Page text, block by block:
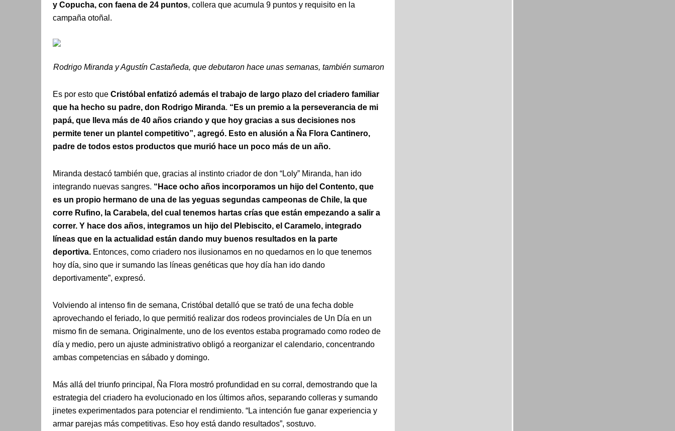
y Copucha, con faena de 24 puntos, collera que acumula 9 puntos y requisito en la
campaña otoñal.
Rodrigo Miranda y Agustín Castañeda, que debutaron hace unas semanas, también sumaron
Es por esto que Cristóbal enfatizó además el trabajo de largo plazo del criadero familiar
que ha hecho su padre, don Rodrigo Miranda. “Es un premio a la perseverancia de mi
papá, que lleva más de 40 años criando y que hoy gracias a sus decisiones nos
permite tener un plantel competitivo”, agregó. Esto en alusión a Ña Flora Cantinero,
padre de todos estos productos que murió hace un poco más de un año.
Miranda destacó también que, gracias al instinto criador de don “Loly” Miranda, han ido
integrando nuevas sangres. “Hace ocho años incorporamos un hijo del Contento, que
es un propio hermano de una de las yeguas segundas campeonas de Chile, la que
corre Rufino, la Carabela, del cual tenemos hartas crías que están empezando a salir a
correr. Y hace dos años, integramos un hijo del Plebiscito, el Caramelo, integrado
líneas que en la actualidad están dando muy buenos resultados en la parte
deportiva. Entonces, como criadero nos ilusionamos en no quedarnos en lo que tenemos
hoy día, sino que ir sumando las líneas genéticas que hoy día han ido dando
deportivamente”, expresó.
Volviendo al intenso fin de semana, Cristóbal detalló que se trató de una fecha doble
aprovechando el feriado, lo que permitió realizar dos rodeos provinciales de Un Día en un
mismo fin de semana. Originalmente, uno de los eventos estaba programado como rodeo de
día y medio, pero un ajuste administrativo obligó a reorganizar el calendario, concentrando
ambas competencias en sábado y domingo.
Más allá del triunfo principal, Ña Flora mostró profundidad en su corral, demostrando que la
estrategia del criadero ha evolucionado en los últimos años, separando colleras y sumando
jinetes experimentados para potenciar el rendimiento. “La intención fue ganar experiencia y
armar parejas más competitivas. Eso hoy está dando resultados”, sostuvo.